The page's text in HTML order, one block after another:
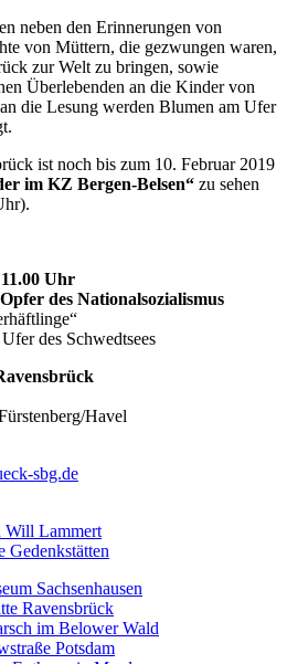
neben den Erinnerungen von
von Müttern, die gezwungen waren,
zur Welt zu bringen, sowie
Überlebenden an die Kinder von
die Lesung werden Blumen am Ufer
ist noch bis zum 10. Februar 2019
im KZ Bergen-Belsen“ zu sehen
Uhr
des Nationalsozialismus
des Schwedtsees
Havel
sbg.de
Sachsenhausen
Ravensbrück
im Belower Wald
Potsdam